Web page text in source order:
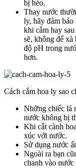
bị héo.
Thay nước
ly, hãy đảm
khi cắm hay
sẽ, không để
độ pH trong
hơn.
Cách cắm hoa ly sao
Những chiếc lá
nước không bị
Khi cắt cành
xúc với nước.
Sử dụng nước
Ngoài ra bạn
chanh vào